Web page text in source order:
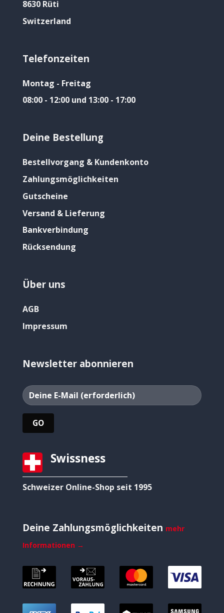
8630 Rüti
Switzerland
Telefonzeiten
Montag - Freitag
08:00 - 12:00 und 13:00 - 17:00
Deine Bestellung
Bestellvorgang & Kundenkonto
Zahlungsmöglichkeiten
Gutscheine
Versand & Lieferung
Bankverbindung
Rücksendung
Über uns
AGB
Impressum
Newsletter abonnieren
Swissness
Schweizer Online-Shop seit 1995
Deine Zahlungsmöglichkeiten mehr
Informationen →